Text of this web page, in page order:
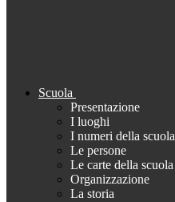
Scuola
Presentazione
I luoghi
I numeri della scuola
Le persone
Le carte della scuola
Organizzazione
La storia